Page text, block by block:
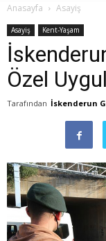
Anasayfa Asayiş
Asayiş Kent-Yaşam
Özel
Tarafından İskenderun